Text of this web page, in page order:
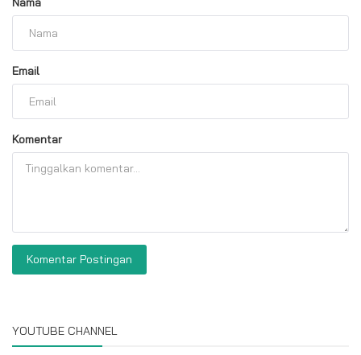
Email
Komentar
Komentar Postingan
YOUTUBE CHANNEL